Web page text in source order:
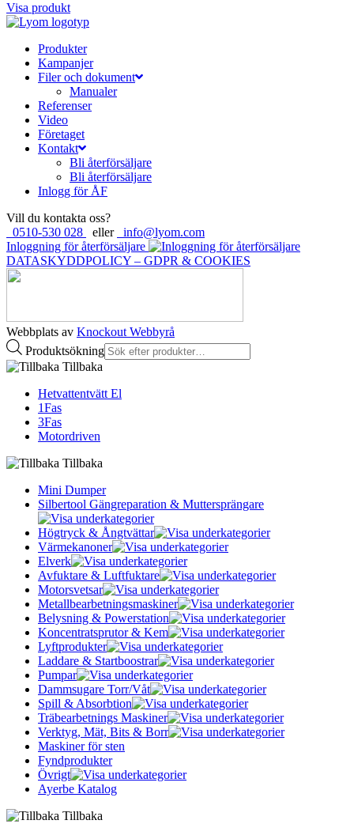
Visa produkt
Produkter
Kampanjer
Filer och dokument
Manualer
Referenser
Video
Företaget
Kontakt
Bli återförsäljare
Bli återförsäljare
Inlogg för ÅF
Vill du kontakta oss?
0510-530 028
eller
info@lyom.com
Inloggning för återförsäljare
DATASKYDDPOLICY – GDPR & COOKIES
Webbplats av Knockout Webbyrå
Produktsökning
Tillbaka
Hetvattentvätt El
1Fas
3Fas
Motordriven
Tillbaka
Mini Dumper
Silbertool Gängreparation & Muttersprängare
Högtryck & Ångtvättar
Värmekanoner
Elverk
Avfuktare & Luftfuktare
Motorsvetsar
Metallbearbetningsmaskiner
Belysning & Powerstation
Koncentratsprutor & Kem
Lyftprodukter
Laddare & Startboostrar
Pumpar
Dammsugare Torr/Våt
Spill & Absorbtion
Träbearbetnings Maskiner
Verktyg, Mät, Bits & Borr
Maskiner för sten
Fyndprodukter
Övrigt
Ayerbe Katalog
Tillbaka